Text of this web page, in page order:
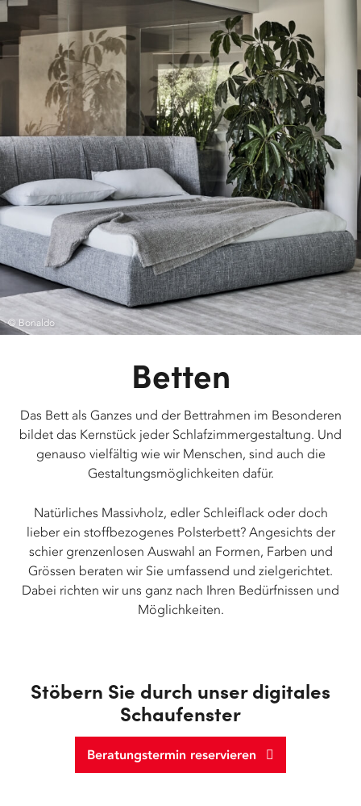
© Bonaldo
Betten
Das Bett als Ganzes und der Bettrahmen im Besonderen
bildet das Kernstück jeder Schlafzimmergestaltung. Und
genauso vielfältig wie wir Menschen, sind auch die
Gestaltungsmöglichkeiten dafür.
Natürliches Massivholz, edler Schleiflack oder doch
lieber ein stoffbezogenes Polsterbett? Angesichts der
schier grenzenlosen Auswahl an Formen, Farben und
Grössen beraten wir Sie umfassend und zielgerichtet.
Dabei richten wir uns ganz nach Ihren Bedürfnissen und
Möglichkeiten.
Stöbern Sie durch unser digitales
Schaufenster
Beratungstermin reservieren